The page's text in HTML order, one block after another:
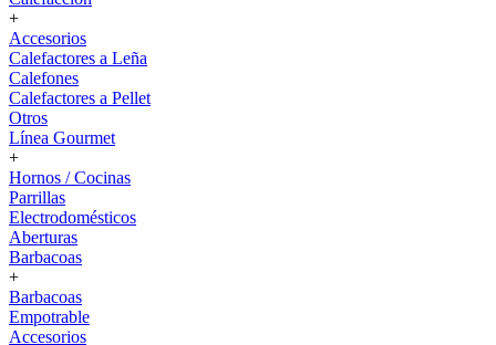
+
Accesorios
Calefactores a Leña
Calefones
Calefactores a Pellet
Otros
Línea Gourmet
+
Hornos / Cocinas
Parrillas
Electrodomésticos
Aberturas
Barbacoas
+
Barbacoas
Empotrable
Accesorios